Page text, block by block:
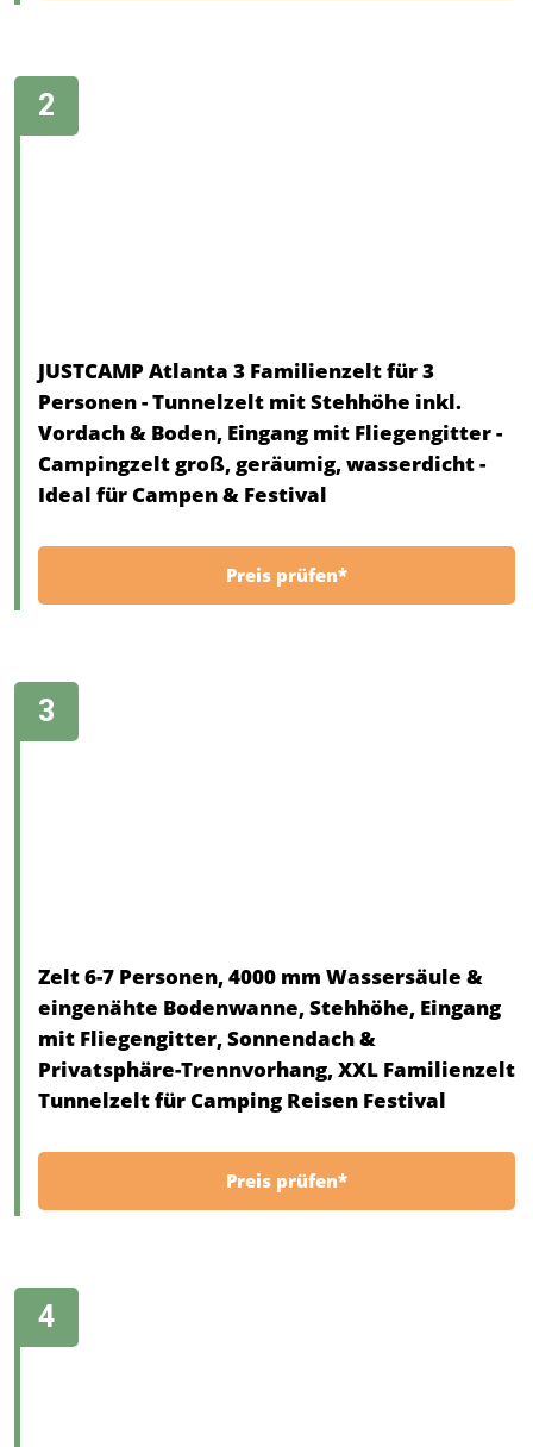
JUSTCAMP Atlanta 3 Familienzelt für 3
Personen - Tunnelzelt mit Stehhöhe inkl.
Vordach & Boden, Eingang mit Fliegengitter -
Campingzelt groß, geräumig, wasserdicht -
Ideal für Campen & Festival
Preis prüfen*
Zelt 6-7 Personen, 4000 mm Wassersäule &
eingenähte Bodenwanne, Stehhöhe, Eingang
mit Fliegengitter, Sonnendach &
Privatsphäre-Trennvorhang, XXL Familienzelt
Tunnelzelt für Camping Reisen Festival
Preis prüfen*